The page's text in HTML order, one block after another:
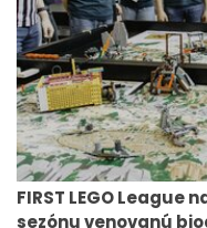
FIRST LEGO League
sezónu venovanú